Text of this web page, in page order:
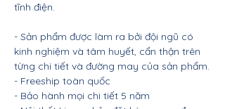
tĩnh điện.
- Sản phẩm được làm ra bởi đội ngũ có
kinh nghiệm và tâm huyết, cẩn thận trên
từng chi tiết và đường may của sản phẩm.
- Freeship toàn quốc
- Bảo hành mọi chi tiết 5 năm